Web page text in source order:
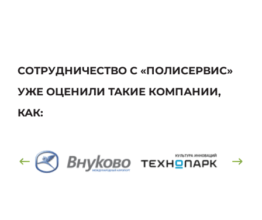
СОТРУДНИЧЕСТВО С «ПОЛИСЕРВИС»
УЖЕ ОЦЕНИЛИ ТАКИЕ КОМПАНИИ,
КАК: